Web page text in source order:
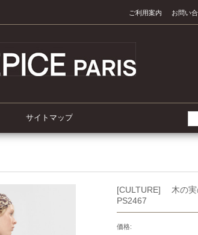
お問い
ご利用案内
サイトマップ
[CULTURE] 木の
PS2467
価格: